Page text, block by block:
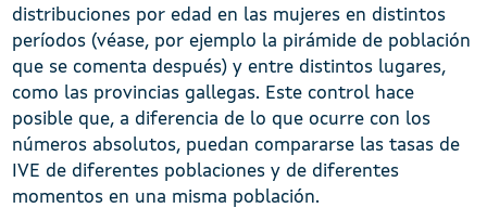
distribuciones por edad en las mujeres en distintos
períodos (véase, por ejemplo la pirámide de población
que se comenta después) y entre distintos lugares,
como las provincias gallegas. Este control hace
posible que, a diferencia de lo que ocurre con los
números absolutos, puedan compararse las tasas de
IVE de diferentes poblaciones y de diferentes
momentos en una misma población.